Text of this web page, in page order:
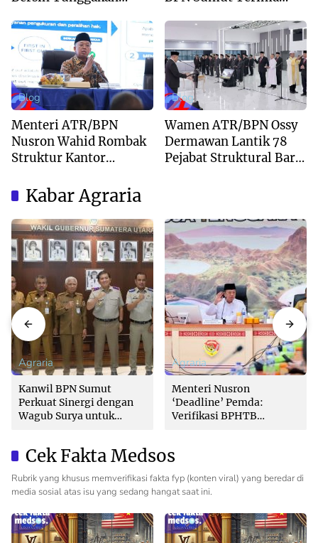
Kepastian Waktu
Layanan
Peninggalan
Blog
Menteri ATR/BPN
Nusron Wahid Rombak
Struktur Kantor
Pendekatan
Kewilayahan
Blog
Wamen ATR/BPN Ossy
Dermawan Lantik 78
Pejabat Struktural Baru
Kabar Agraria
Agraria
Kanwil BPN Sumut
Perkuat Sinergi dengan
Wagub Surya untuk
Agraria
Menteri Nusron
‘Deadline’ Pemda:
Verifikasi BPHTB
Lambat!
Cek Fakta Medsos
Rubrik yang khusus memverifikasi fakta fyp (konten viral) yang beredar di
media sosial atas isu yang sedang hangat saat ini.